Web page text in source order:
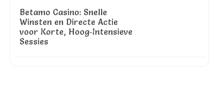
Betamo Casino: Snelle
Winsten en Directe Actie
voor Korte, Hoog‑Intensieve
Sessies